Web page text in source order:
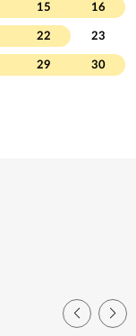
15 16
22 23
29 30